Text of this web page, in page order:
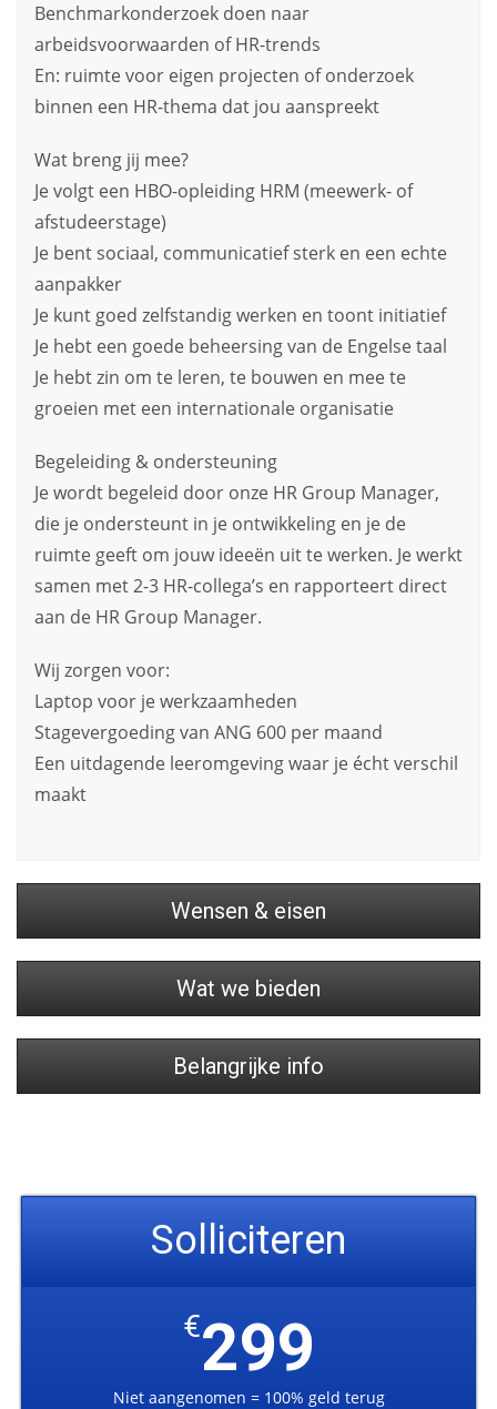
Benchmarkonderzoek doen naar
arbeidsvoorwaarden of HR-trends
En: ruimte voor eigen projecten of onderzoek
binnen een HR-thema dat jou aanspreekt
Wat breng jij mee?
Je volgt een HBO-opleiding HRM (meewerk- of
afstudeerstage)
Je bent sociaal, communicatief sterk en een echte
aanpakker
Je kunt goed zelfstandig werken en toont initiatief
Je hebt een goede beheersing van de Engelse taal
Je hebt zin om te leren, te bouwen en mee te
groeien met een internationale organisatie
Begeleiding & ondersteuning
Je wordt begeleid door onze HR Group Manager,
die je ondersteunt in je ontwikkeling en je de
ruimte geeft om jouw ideeën uit te werken. Je werkt
samen met 2-3 HR-collega’s en rapporteert direct
aan de HR Group Manager.
Wij zorgen voor:
Laptop voor je werkzaamheden
Stagevergoeding van ANG 600 per maand
Een uitdagende leeromgeving waar je écht verschil
maakt
Wensen & eisen
Wat we bieden
Belangrijke info
Solliciteren
€299
Niet aangenomen = 100% geld terug